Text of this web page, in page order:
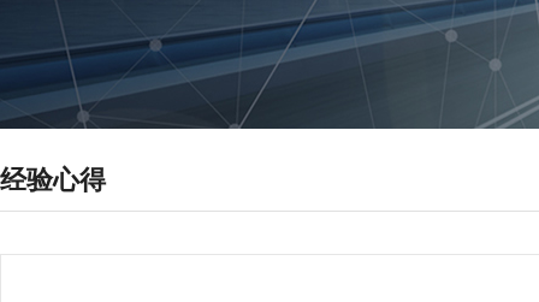
经验心得